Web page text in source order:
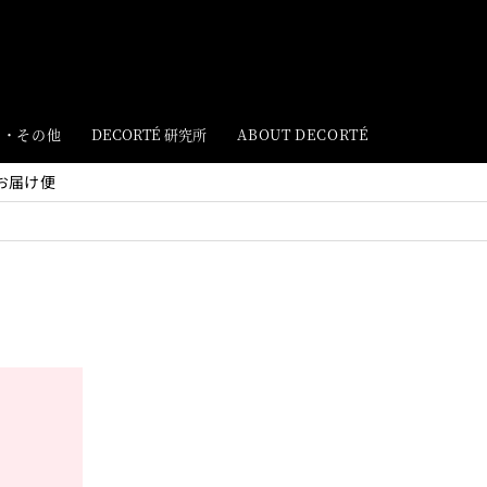
その他 DECORTÉ 研究所 ABOUT DECORTÉ
届け便